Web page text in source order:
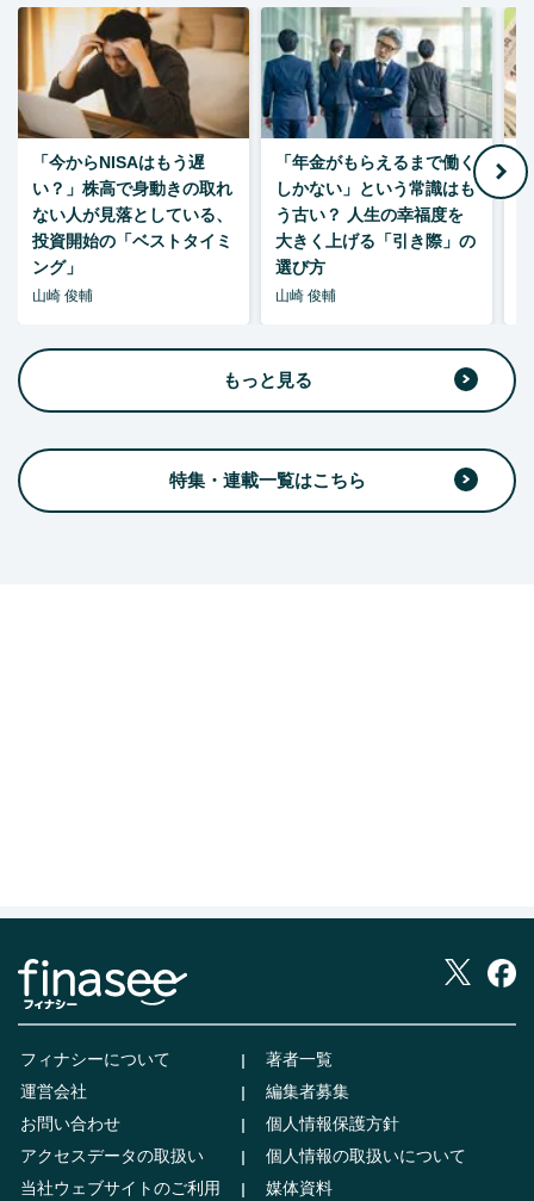
「今からNISAはもう遅
い？」株高で身動きの取れ
ない人が見落としている、
投資開始の「ベストタイミ
ング」
山崎 俊輔
「年金がもらえるまで働く
しかない」という常識はも
う古い？ 人生の幸福度を
大きく上げる「引き際」の
選び方
山崎 俊輔
もっと見る
特集・連載一覧はこちら
フィナシーについて
著者一覧
運営会社
編集者募集
お問い合わせ
個人情報保護方針
アクセスデータの取扱い
個人情報の取扱いについて
当社ウェブサイトのご利用
媒体資料